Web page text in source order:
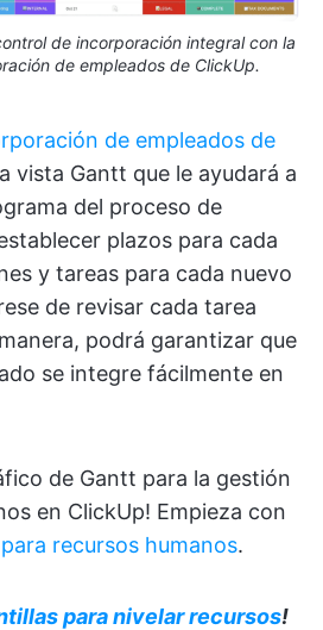
de incorporación integral con la
de empleados de ClickUp.
de empleados de
vista Gantt que le ayudará a
del proceso de
plazos para cada
y tareas para cada nuevo
de revisar cada tarea
podrá garantizar que
se integre fácilmente en
de Gantt para la gestión
en ClickUp! Empieza con
recursos humanos.
para nivelar recursos!